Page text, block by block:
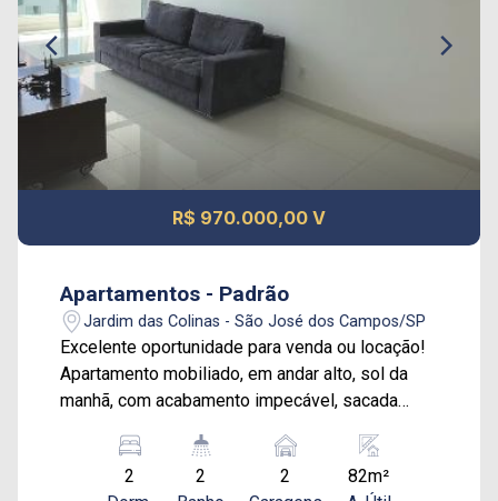
R$ 970.000,00 V
Apartamentos - Padrão
Jardim das Colinas - São José dos Campos/SP
Excelente oportunidade para venda ou locação!
Apartamento mobiliado, em andar alto, sol da
manhã, com acabamento impecável, sacada
distribuídos em 2 dormitórios, sendo 1 suíte
com armários e o outro como escritório, sala
2
2
2
82m²